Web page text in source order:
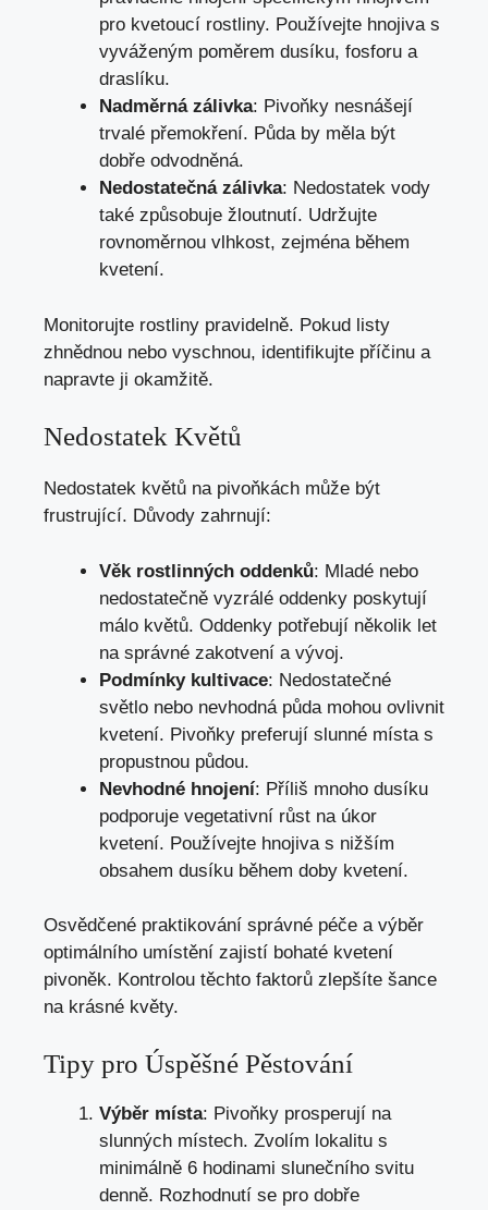
pro kvetoucí rostliny. Používejte hnojiva s
vyváženým poměrem dusíku, fosforu a
draslíku.
Nadměrná zálivka: Pivoňky nesnášejí
trvalé přemokření. Půda by měla být
dobře odvodněná.
Nedostatečná zálivka: Nedostatek vody
také způsobuje žloutnutí. Udržujte
rovnoměrnou vlhkost, zejména během
kvetení.
Monitorujte rostliny pravidelně. Pokud listy
zhnědnou nebo vyschnou, identifikujte příčinu a
napravte ji okamžitě.
Nedostatek Květů
Nedostatek květů na pivoňkách může být
frustrující. Důvody zahrnují:
Věk rostlinných oddenků: Mladé nebo
nedostatečně vyzrálé oddenky poskytují
málo květů. Oddenky potřebují několik let
na správné zakotvení a vývoj.
Podmínky kultivace: Nedostatečné
světlo nebo nevhodná půda mohou ovlivnit
kvetení. Pivoňky preferují slunné místa s
propustnou půdou.
Nevhodné hnojení: Příliš mnoho dusíku
podporuje vegetativní růst na úkor
kvetení. Používejte hnojiva s nižším
obsahem dusíku během doby kvetení.
Osvědčené praktikování správné péče a výběr
optimálního umístění zajistí bohaté kvetení
pivoněk. Kontrolou těchto faktorů zlepšíte šance
na krásné květy.
Tipy pro Úspěšné Pěstování
Výběr místa: Pivoňky prosperují na
slunných místech. Zvolím lokalitu s
minimálně 6 hodinami slunečního svitu
denně. Rozhodnutí se pro dobře